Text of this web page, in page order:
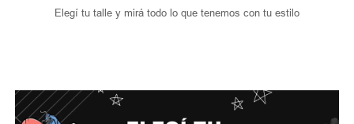
Elegí tu talle y mirá todo lo que tenemos con tu estilo